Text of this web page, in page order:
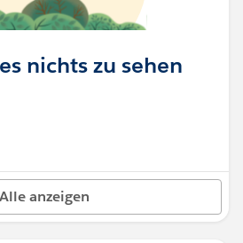
nichts zu sehen
Alle anzeigen